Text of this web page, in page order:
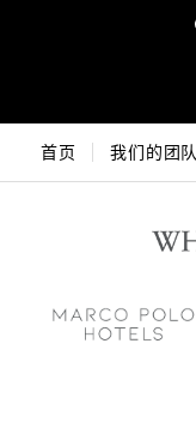
首页 我们的团队